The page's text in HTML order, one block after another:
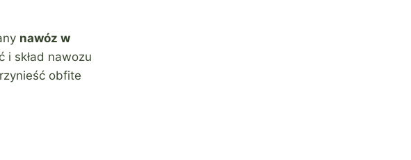
nawóz w
i skład nawozu
obfite